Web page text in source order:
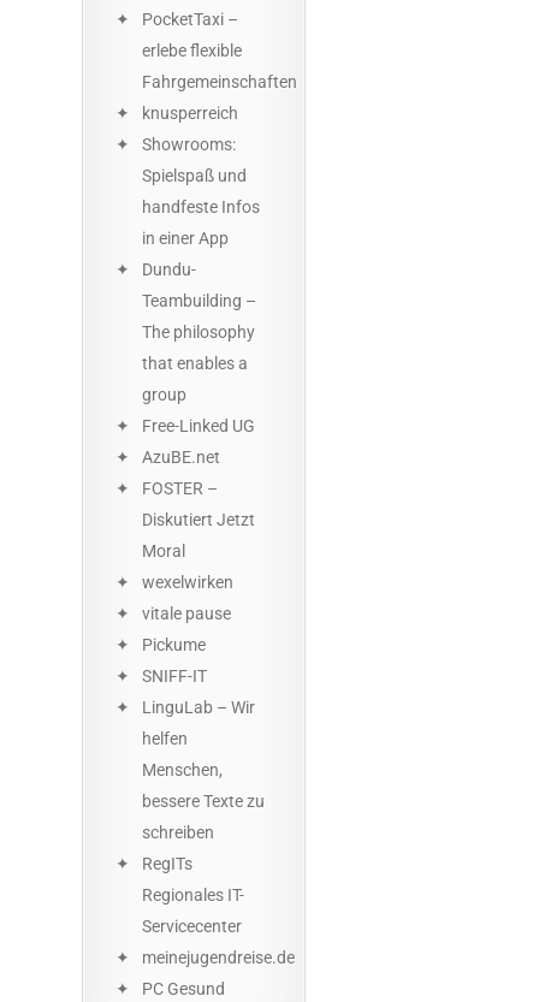
PocketTaxi –
erlebe flexible
Fahrgemeinschaften
knusperreich
Showrooms:
Spielspaß und
handfeste Infos
in einer App
Dundu-
Teambuilding –
The philosophy
that enables a
group
Free-Linked UG
AzuBE.net
FOSTER –
Diskutiert Jetzt
Moral
wexelwirken
vitale pause
Pickume
SNIFF-IT
LinguLab – Wir
helfen
Menschen,
bessere Texte zu
schreiben
RegITs
Regionales IT-
Servicecenter
meinejugendreise.de
PC Gesund